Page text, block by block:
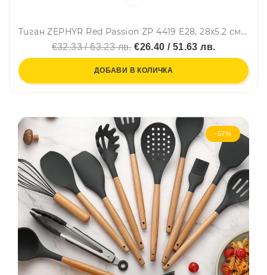
Тиган ZEPHYR Red Passion ZP 4419 E28, 28х5.2 см, Мраморно покритие, Червен
€32.33 / 63.23 лв.€26.40 / 51.63 лв.
ДОБАВИ В КОЛИЧКА
-57%